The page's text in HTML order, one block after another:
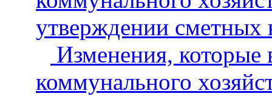
утверждении сметных
Изменения, которые
коммунального